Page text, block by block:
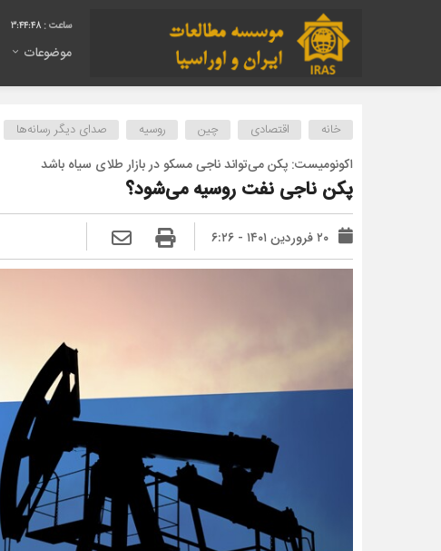
3:44:49
موضوعات
خانه اقتصادی چین روسیه صدای دیگر رسانه‌ها
اکونومیست: پکن می‌تواند ناجی مسکو در بازار طلای سیاه باشد
پکن ناجی نفت روسیه می‌شود؟
۲۰ فروردین ۱۴۰۱ - ۶:۲۶